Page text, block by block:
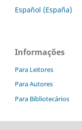
Español (España)
Informações
Para Leitores
Para Autores
Para Bibliotecários